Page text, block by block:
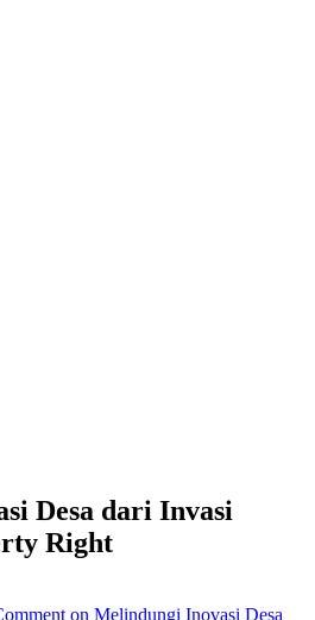
Desa dari Invasi
Right
on Melindungi Inovasi Desa